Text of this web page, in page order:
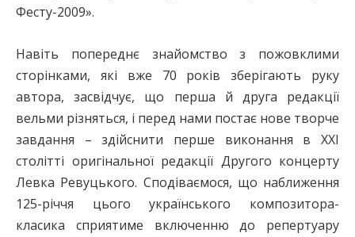
Фесту-2009».
Навіть попереднє знайомство з пожовклими
сторінками, які вже 70 років зберігають руку
автора, засвідчує, що перша й друга редакції
вельми різняться, і перед нами постає нове творче
завдання – здійснити перше виконання в ХХІ
столітті оригінальної редакції Другого концерту
Левка Ревуцького. Сподіваємося, що наближення
125-річчя цього українського композитора-
класика сприятиме включенню до репертуару